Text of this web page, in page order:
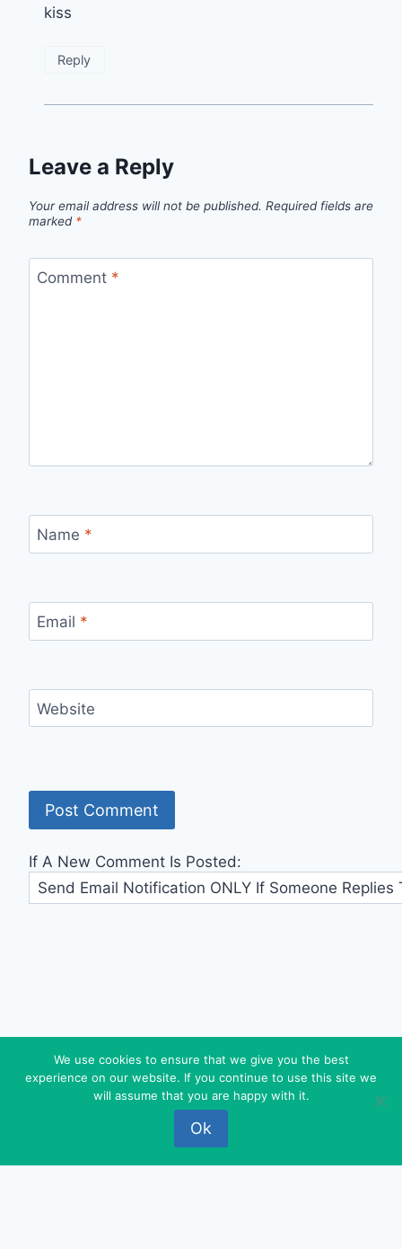
kiss
Reply
Leave a Reply
Your email address will not be published. Required fields are
marked *
Comment *
Name *
Email *
Website
If A New Comment Is Posted:
© 2026 FEDEROVA - WordPress Theme by
Kadence WP
We use cookies to ensure that we give you the best
experience on our website. If you continue to use this site we
will assume that you are happy with it.
Ok